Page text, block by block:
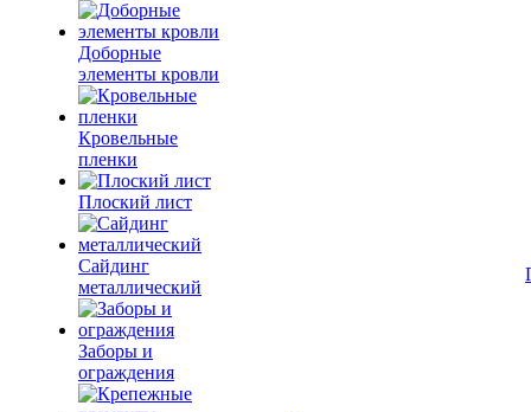
Доборные
элементы кровли
Кровельные
пленки
Плоский лист
Сайдинг
металлический
Заборы и
ограждения